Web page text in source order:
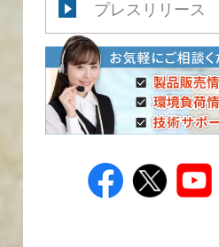
プレスリリース